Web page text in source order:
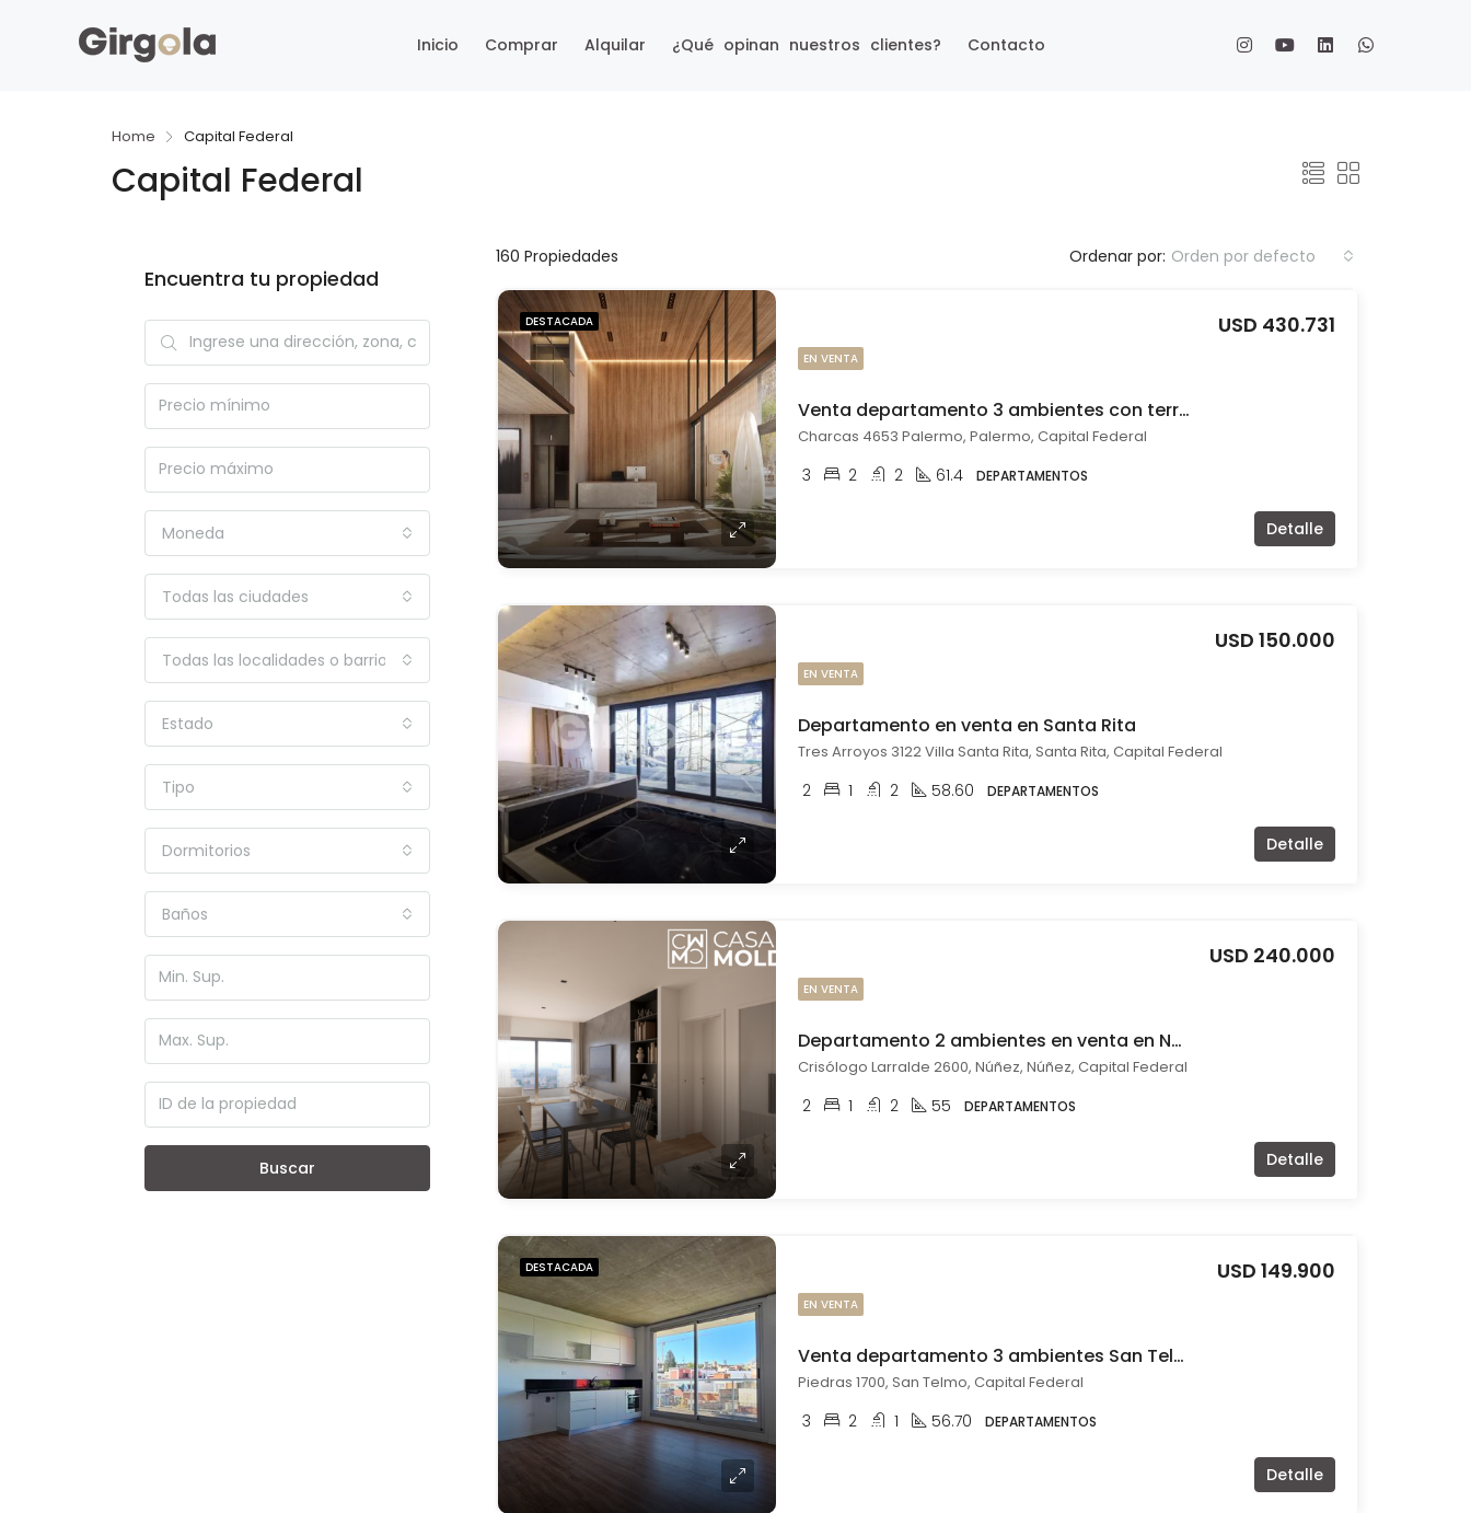
Inicio Comprar Alquilar ¿Qué opinan nuestros clientes? Contacto
Home Capital Federal
Capital Federal
160 Propiedades Ordenar por: Orden por defecto
DESTACADA
EN VENTA
Venta departamento 3 ambientes con terraza pileta a estrenar Palermo
USD 430.731
Charcas 4653 Palermo, Palermo, Capital Federal
3 2 2 61.4 DEPARTAMENTOS
Detalle
EN VENTA
Departamento en venta en Santa Rita
USD 150.000
Tres Arroyos 3122 Villa Santa Rita, Santa Rita, Capital Federal
2 1 2 58.60 DEPARTAMENTOS
Detalle
EN VENTA
Departamento 2 ambientes en venta en Núñez
USD 240.000
Crisólogo Larralde 2600, Núñez, Núñez, Capital Federal
2 1 2 55 DEPARTAMENTOS
Detalle
DESTACADA
EN VENTA
Venta departamento 3 ambientes San Telmo
USD 149.900
Piedras 1700, San Telmo, Capital Federal
3 2 1 56.70 DEPARTAMENTOS
Detalle
Encuentra tu propiedad
Moneda
Todas las ciudades
Todas las localidades o barrios
Estado
Tipo
Dormitorios
Baños
Buscar